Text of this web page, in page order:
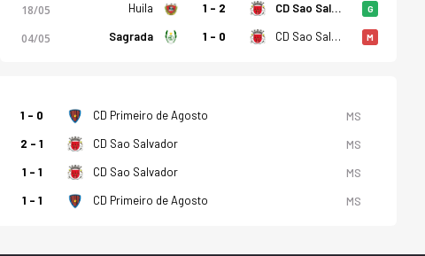
18/05 Huila 1 - 2 CD Sao Salvador G
04/05 Sagrada 1 - 0 CD Sao Salvador M
1 - 0 CD Primeiro de Agosto MS
2 - 1 CD Sao Salvador MS
1 - 1 CD Sao Salvador MS
1 - 1 CD Primeiro de Agosto MS